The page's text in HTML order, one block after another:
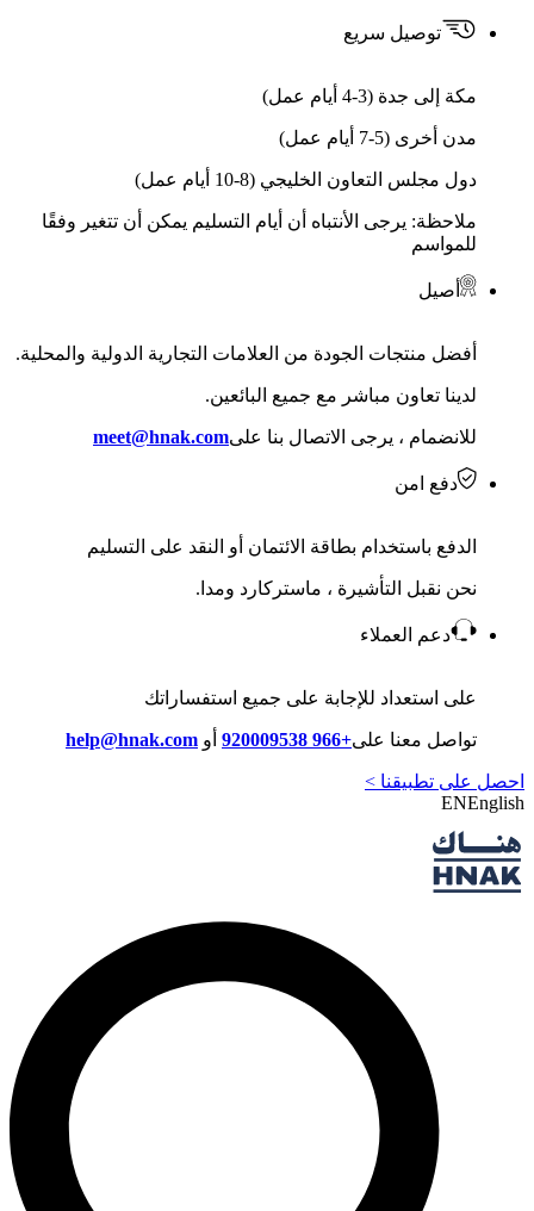
توصيل سريع
مكة إلى جدة (3-4 أيام عمل)
مدن أخرى (5-7 أيام عمل)
دول مجلس التعاون الخليجي (8-10 أيام عمل)
ملاحظة: يرجى الأنتباه أن أيام التسليم يمكن أن تتغير وفقًا
للمواسم
أصيل
أفضل منتجات الجودة من العلامات التجارية الدولية والمحلية.
لدينا تعاون مباشر مع جميع البائعين.
للانضمام ، يرجى الاتصال بنا علىmeet@hnak.com
دفع امن
الدفع باستخدام بطاقة الائتمان أو النقد على التسليم
نحن نقبل التأشيرة ، ماستركارد ومدا.
دعم العملاء
على استعداد للإجابة على جميع استفساراتك
تواصل معنا على+966 920009538 أو help@hnak.com
احصل على تطبيقنا >
ENEnglish